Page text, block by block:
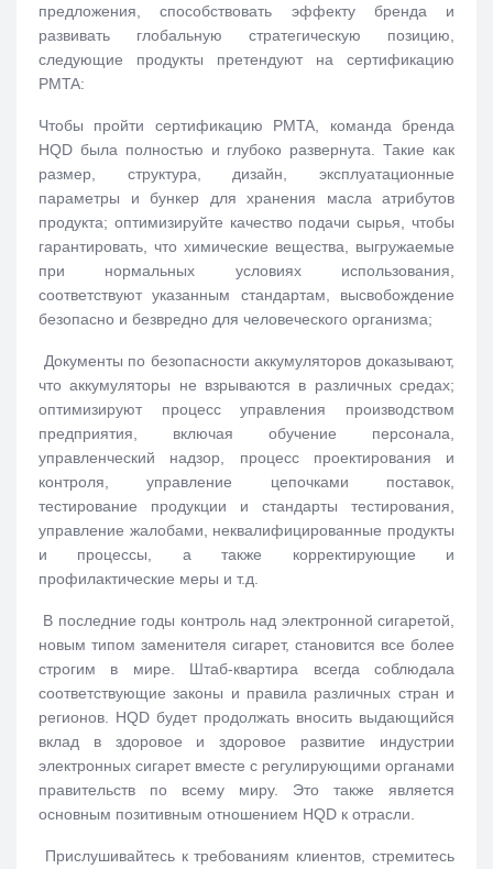
предложения, способствовать эффекту бренда и
развивать глобальную стратегическую позицию,
следующие продукты претендуют на сертификацию
PMTA:
Чтобы пройти сертификацию PMTA, команда бренда
HQD была полностью и глубоко развернута. Такие как
размер, структура, дизайн, эксплуатационные
параметры и бункер для хранения масла атрибутов
продукта; оптимизируйте качество подачи сырья, чтобы
гарантировать, что химические вещества, выгружаемые
при нормальных условиях использования,
соответствуют указанным стандартам, высвобождение
безопасно и безвредно для человеческого организма;
Документы по безопасности аккумуляторов доказывают,
что аккумуляторы не взрываются в различных средах;
оптимизируют процесс управления производством
предприятия, включая обучение персонала,
управленческий надзор, процесс проектирования и
контроля, управление цепочками поставок,
тестирование продукции и стандарты тестирования,
управление жалобами, неквалифицированные продукты
и процессы, а также корректирующие и
профилактические меры и т.д.
В последние годы контроль над электронной сигаретой,
новым типом заменителя сигарет, становится все более
строгим в мире. Штаб-квартира всегда соблюдала
соответствующие законы и правила различных стран и
регионов. HQD будет продолжать вносить выдающийся
вклад в здоровое и здоровое развитие индустрии
электронных сигарет вместе с регулирующими органами
правительств по всему миру. Это также является
основным позитивным отношением HQD к отрасли.
Прислушивайтесь к требованиям клиентов, стремитесь